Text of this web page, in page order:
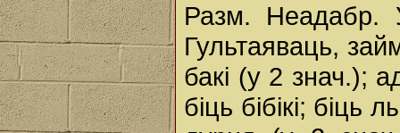
Разм.
Гультаяваць,
бакі (у 2 знач.);
біць бібікі;